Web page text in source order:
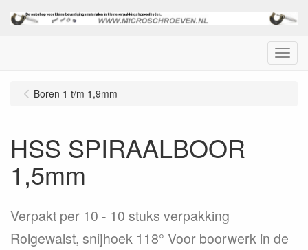
Menu
Boren 1 t/m 1,9mm
HSS SPIRAALBOOR
1,5mm
Verpakt per 10
10 stuks verpakking
Rolgewalst, snijhoek 118° Voor boorwerk in de